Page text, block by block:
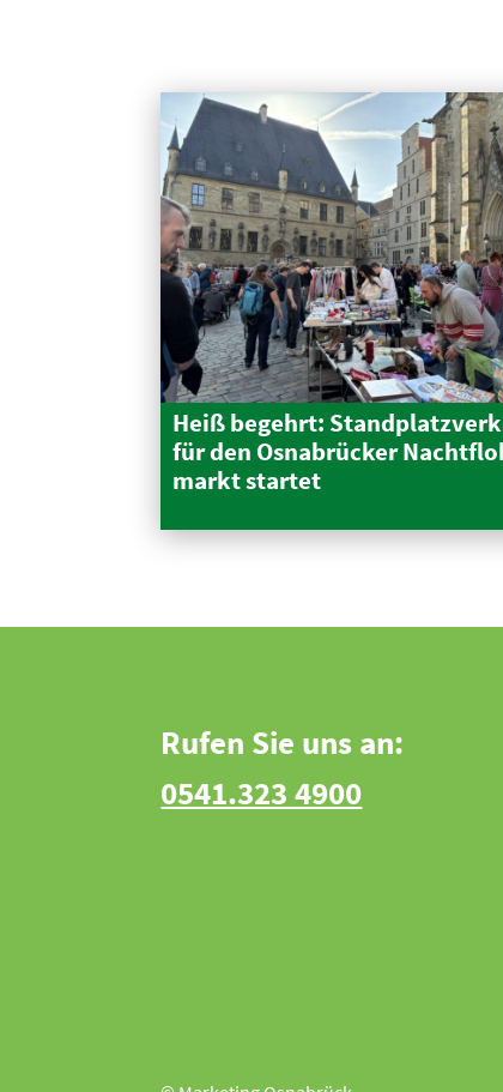
Heiß begehrt:
für den Osnabrücker
markt startet
Rufen Sie uns an:
0541.323 4900